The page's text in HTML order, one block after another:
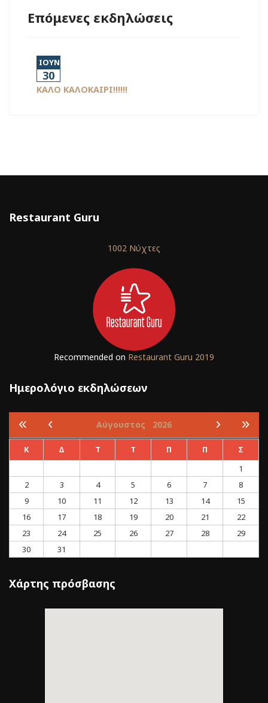
Επόμενες εκδηλώσεις
ΙΟΥΝ
30
ΚΑΛΟ ΚΑΛΟΚΑΙΡΙ!!!!!!
Restaurant Guru
1002 Νύχτες
Recommended on Restaurant Guru 2019
Ημερολόγιο εκδηλώσεων
Αύγουστος 2026
Κ Δ Τ Τ Π Π
Σ
1
2
3 4 5 6 7
8
9
10 11 12 13 14
15
16
17 18 19 20 21
22
23
24 25 26 27 28
29
30
31
Χάρτης πρόσβασης